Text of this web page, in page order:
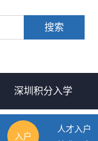
搜索
深圳积分入学
入户
人才入户